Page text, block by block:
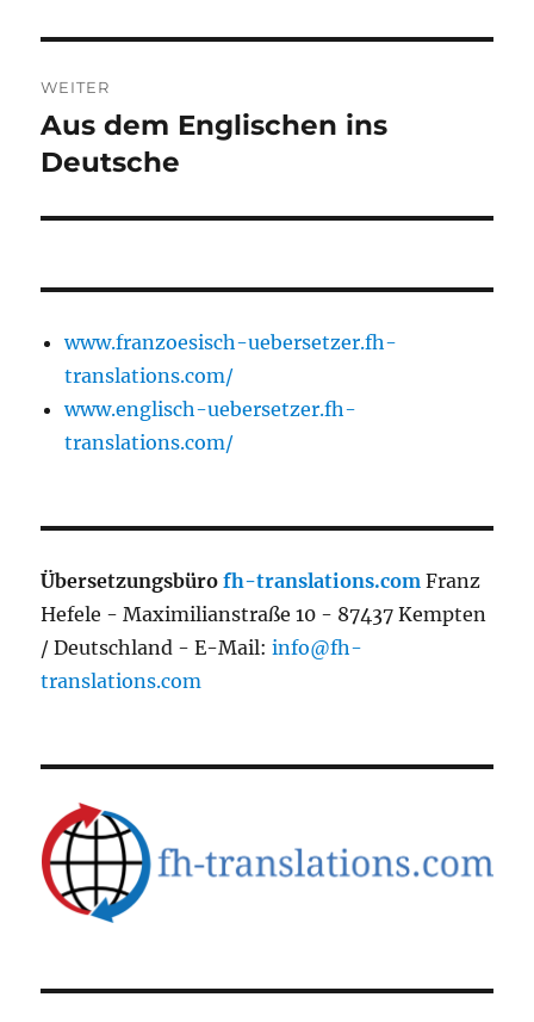
WEITER
Nächster
Beitrag:
Aus dem Englischen ins
Deutsche
www.franzoesisch-uebersetzer.fh-
translations.com/
www.englisch-uebersetzer.fh-
translations.com/
Übersetzungsbürofh-translations.com Franz
Hefele - Maximilianstraße 10 - 87437 Kempten
/ Deutschland - E-Mail:info@fh-
translations.com